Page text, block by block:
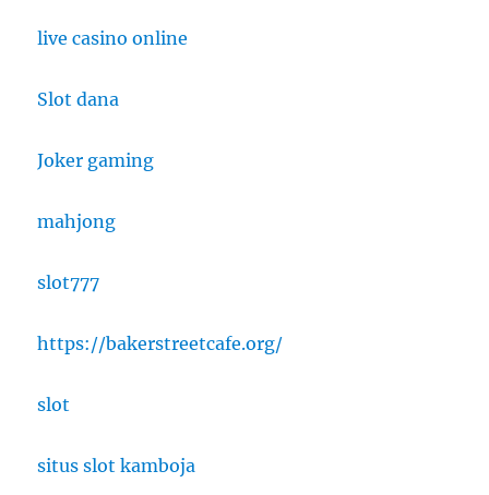
live casino online
Slot dana
Joker gaming
mahjong
slot777
https://bakerstreetcafe.org/
slot
situs slot kamboja